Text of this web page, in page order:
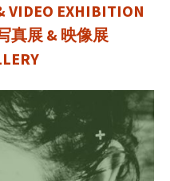
VIDEO EXHIBITION
真展 & 映像展